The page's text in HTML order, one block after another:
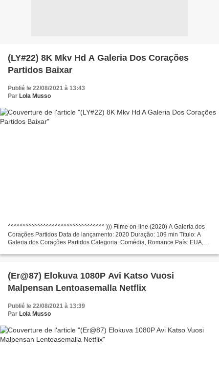
(LY#22) 8K Mkv Hd A Galeria Dos Corações
Partidos Baixar
Publié le 22/08/2021 à 13:43
Par Lola Musso
^^^^^^^^^^^^^^^^^^^^^^^^^^^^^^^^^ ))) Filme on-line (2020) A Galeria dos
Corações Partidos Data de lançamento: 2020 Duração: 109 min Título: A
Galeria dos Corações Partidos Categoria: Comédia, Romance País: EUA,
(Er@87) Elokuva 1080P Avi Katso Vuosi
Malpensan Lentoasemalla Netflix
Publié le 22/08/2021 à 13:39
Par Lola Musso